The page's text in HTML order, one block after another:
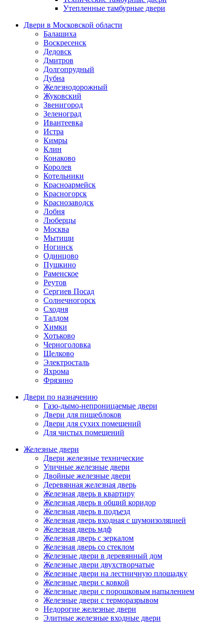
Утепленные тамбурные двери
Двери в Московской области
Балашиха
Воскресенск
Дедовск
Дмитров
Долгопрудный
Дубна
Железнодорожный
Жуковский
Звенигород
Зеленоград
Ивантеевка
Истра
Кимры
Клин
Конаково
Королев
Котельники
Красноармейск
Красногорск
Краснозаводск
Лобня
Люберцы
Москва
Мытищи
Ногинск
Одинцово
Пушкино
Раменское
Реутов
Сергиев Посад
Солнечногорск
Сходня
Талдом
Химки
Хотьково
Черноголовка
Щелково
Электросталь
Яхрома
Фрязино
Двери по назначению
Газо-дымо-непроницаемые двери
Двери для пищеблоков
Двери для сухих помещений
Для чистых помещений
Железные двери
Двери железные технические
Уличные железные двери
Двойные железные двери
Деревянная железная дверь
Железная дверь в квартиру
Железная дверь в общий коридор
Железная дверь в подъезд
Железная дверь входная с шумоизоляцией
Железная дверь мдф
Железная дверь с зеркалом
Железная дверь со стеклом
Железные двери в деревянный дом
Железные двери двухстворчатые
Железные двери на лестничную площадку
Железные двери с ковкой
Железные двери с порошковым напылением
Железные двери с терморазрывом
Недорогие железные двери
Элитные железные входные двери